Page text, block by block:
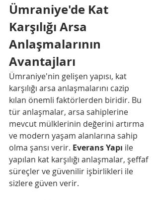
Ümraniye'de Kat
Karşılığı Arsa
Anlaşmalarının
Avantajları
Ümraniye'nin gelişen yapısı, kat
karşılığı arsa anlaşmalarını cazip
kılan önemli faktörlerden biridir. Bu
tür anlaşmalar, arsa sahiplerine
mevcut mülklerinin değerini artırma
ve modern yaşam alanlarına sahip
olma şansı verir. Everans Yapı ile
yapılan kat karşılığı anlaşmalar, şeffaf
süreçler ve güvenilir işbirlikleri ile
sizlere güven verir.